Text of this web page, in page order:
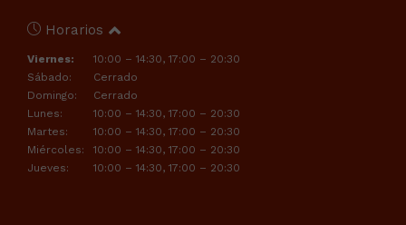
Horarios
Viernes:
10:00 – 14:30, 17:00 – 20:30
Sábado:
Cerrado
Domingo:
Cerrado
Lunes:
10:00 – 14:30, 17:00 – 20:30
Martes:
10:00 – 14:30, 17:00 – 20:30
Miércoles:
10:00 – 14:30, 17:00 – 20:30
Jueves:
10:00 – 14:30, 17:00 – 20:30